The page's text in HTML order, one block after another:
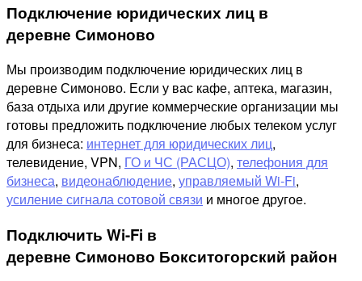
Подключение юридических лиц в
деревне Симоново
Мы производим подключение юридических лиц в
деревне Симоново. Если у вас кафе, аптека, магазин,
база отдыха или другие коммерческие организации мы
готовы предложить подключение любых телеком услуг
для бизнеса: интернет для юридических лиц,
телевидение, VPN, ГО и ЧС (РАСЦО), телефония для
бизнеса, видеонаблюдение, управляемый Wi-Fi,
усиление сигнала сотовой связи и многое другое.
Подключить Wi-Fi в
деревне Симоново Бокситогорский район